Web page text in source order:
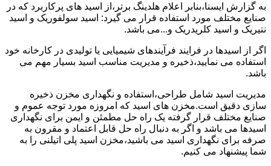
به گزارش ایسنا،بنابر اعلام هلدینگ برتر،از اسید های پرکاربرد که در
صنایع مختلف مورد استفاده قرار می گیرد: اسید سولفوریک و اسید
نتیریک و اسید کلریدریک و...می باشد.
اگر از اسیدها در فرایند فرآیندهای شیمیایی یا تولیدی در کارخانه خود
استفاده می نمایید،ذخیره و مدیریت مناسب اسید بسیار مهم می
باشد.
مدیریت اسید شامل طراحی،استفاده و نگهداری مخزن ذخیره
سازی دقیق است.مخزن های اسید که امروزه مورد توجه عموم و
صنایع مختلف قرار گرفته یک راه حل مطمئن و ایمن برای نگهداری
اسیدها می باشد و اگر به دنبال راه حل قابل اعتماد و مقرون به
صرفه برای نگهداری اسید می باشید،مخزن اسید پلی اتیلنی را به
شما پیشنهاد می کنیم.